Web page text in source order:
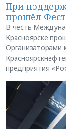
При
прошёл
В честь
Красноярске
Организаторами
предприятия